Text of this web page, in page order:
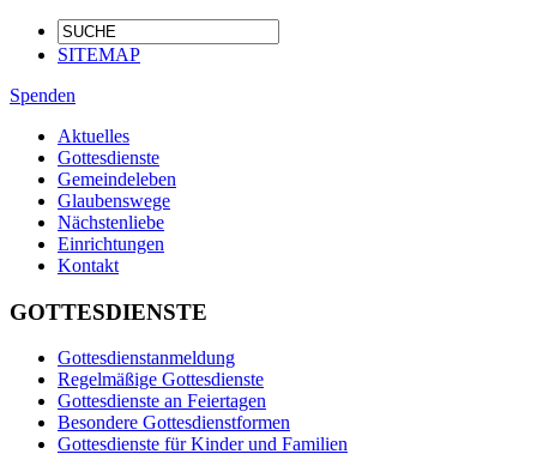
SITEMAP
Spenden
Aktuelles
Gottesdienste
Gemeindeleben
Glaubenswege
Nächstenliebe
Einrichtungen
Kontakt
GOTTESDIENSTE
Gottesdienstanmeldung
Regelmäßige Gottesdienste
Gottesdienste an Feiertagen
Besondere Gottesdienstformen
Gottesdienste für Kinder und Familien